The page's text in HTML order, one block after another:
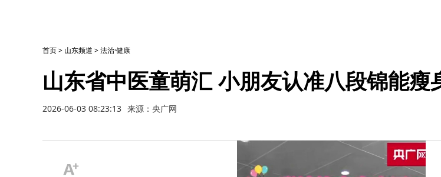
首页> 山东频道 >法治·健康
山东省中医童萌汇 小朋友认准八段锦能瘦
2026-06-03 08:23:13 来源：央广网